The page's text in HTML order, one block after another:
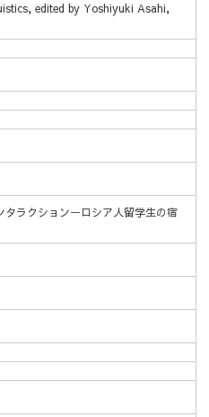
edited by Yoshiyuki Asahi,
タラクションーロシア人留学生の宿